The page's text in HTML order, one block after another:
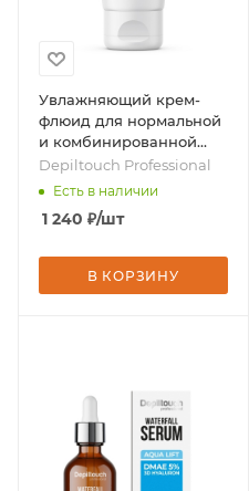
Увлажняющий крем-
флюид для нормальной
и комбинированной
кожи лица, 50 мл, бренд
- Depiltouch Professional
Depiltouch Professional
Есть в наличии
1 240 ₽/шт
В КОРЗИНУ